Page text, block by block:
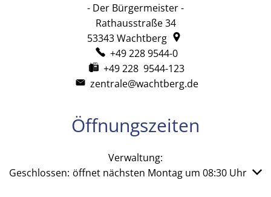
- Der Bürgermeister -
Rathausstraße 34
53343Wachtberg
+49 228 9544-0
+49 228 9544-123
zentrale@wachtberg.de
Öffnungszeiten
Verwaltung:
Klicken, um weitere Öffnungs- oder Schließzeiten
Geschlossen: öffnet nächsten Montag um 08:30 Uhr